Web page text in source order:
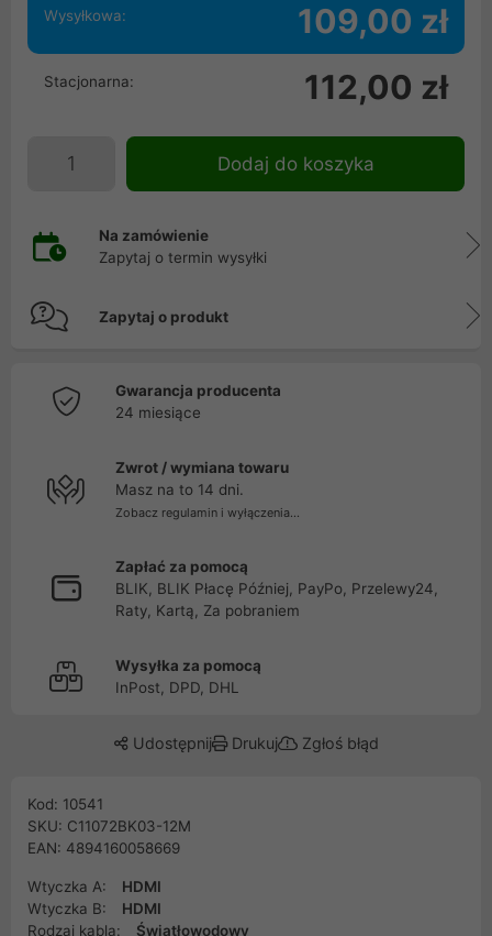
Wysyłkowa: 109,00 zł
Stacjonarna: 112,00 zł
Dodaj do koszyka
Na zamówienie
Zapytaj o termin wysyłki
Zapytaj o produkt
Gwarancja producenta
24 miesiące
Zwrot / wymiana towaru
Masz na to 14 dni.
Zobacz regulamin i wyłączenia...
Zapłać za pomocą
BLIK, BLIK Płacę Później, PayPo, Przelewy24,
Raty, Kartą, Za pobraniem
Wysyłka za pomocą
InPost, DPD, DHL
Udostępnij Drukuj Zgłoś błąd
Kod: 10541
SKU: C11072BK03-12M
EAN: 4894160058669
Wtyczka A:
HDMI
Wtyczka B:
HDMI
Rodzaj kabla:
Światłowodowy